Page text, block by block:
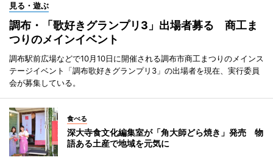
見る・遊ぶ
調布・「歌好きグランプリ3」出場者募る 商工ま
つりのメインイベント
調布駅前広場などで10月10日に開催される調布市商工まつりのメインス
テージイベント「調布歌好きグランプリ3」の出場者を現在、実行委員
会が募集している。
食べる
深大寺食文化編集室が「角大師どら焼き」発売 物
語ある土産で地域を元気に